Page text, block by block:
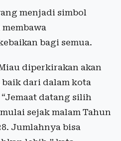
menjadi simbol
bagi semua.
diperkirakan akan
dari dalam kota
datang silih
sejak malam Tahun
Jumlahnya bisa